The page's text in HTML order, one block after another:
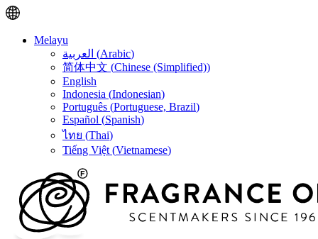
Melayu
العربية (Arabic)
简体中文 (Chinese (Simplified))
English
Indonesia (Indonesian)
Português (Portuguese, Brazil)
Español (Spanish)
ไทย (Thai)
Tiếng Việt (Vietnamese)